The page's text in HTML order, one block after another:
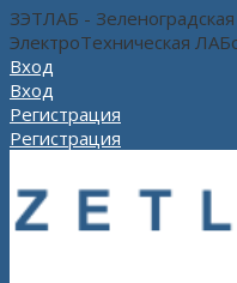
ЗЭТЛАБ - Зеленоградская
ЭлектроТехническая
Вход
Вход
Регистрация
Регистрация